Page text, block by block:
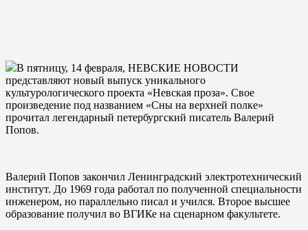
В пятницу, 14 февраля, НЕВСКИЕ НОВОСТИ
представляют новый выпуск уникального
культурологического проекта «Невская проза». Свое
произведение под названием «Сны на верхней полке»
прочитал легендарный петербургский писатель Валерий
Попов.
Валерий Попов закончил Ленинградский электротехнический
институт. До 1969 года работал по полученной специальности
инженером, но параллельно писал и учился. Второе высшее
образование получил во ВГИКе на сценарном факультете.